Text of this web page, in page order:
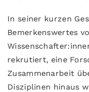
In seiner kurzen
Bemerkenswertes
rekrutiert, eine
Zusammenarbeit
Disziplinen hinaus